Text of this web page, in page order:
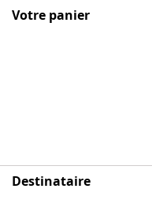
Votre panier
Destinataire